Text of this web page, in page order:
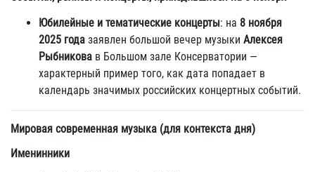
Юбилейные и тематические концерты: на 8 ноября
2025 года заявлен большой вечер музыки Алексея
Рыбникова в Большом зале Консерватории —
характерный пример того, как дата попадает в
календарь значимых российских концертных событий.
Мировая современная музыка (для контекста дня)
Именинники